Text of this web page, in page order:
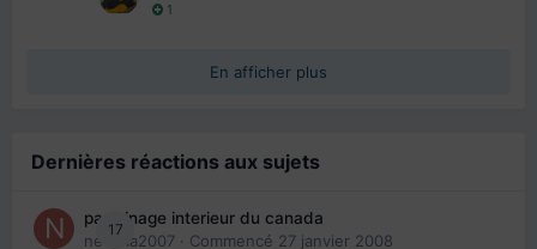
1
En afficher plus
Dernières réactions aux sujets
17
parrainage interieur du canada
nedjma2007 · Commencé 27 janvier 2008